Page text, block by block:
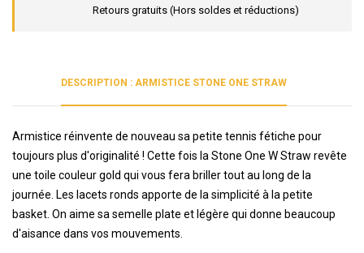
Retours gratuits (Hors soldes et réductions)
DESCRIPTION : ARMISTICE STONE ONE STRAW
Armistice réinvente de nouveau sa petite tennis fétiche pour
toujours plus d'originalité ! Cette fois la Stone One W Straw revête
une toile couleur gold qui vous fera briller tout au long de la
journée. Les lacets ronds apporte de la simplicité à la petite
basket. On aime sa semelle plate et légère qui donne beaucoup
d'aisance dans vos mouvements.